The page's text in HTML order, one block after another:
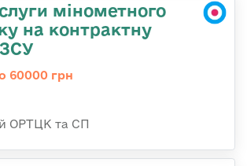
мінометного
на контрактну
60000 грн
ОРТЦК та СП